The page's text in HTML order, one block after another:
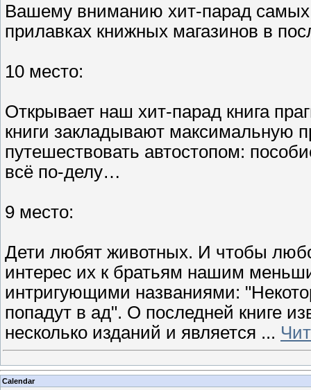
Вашему вниманию хит-парад самых
прилавках книжных магазинов в
10 место:
Открывает наш хит-парад книга
книги закладывают максимальную
путешествовать автостопом:
всё по-делу…
9 место:
Дети любят животных. И чтобы
интерес их к братьям нашим
интригующими названиями:
попадут в ад". О последней книге
несколько изданий и является ...
Calendar